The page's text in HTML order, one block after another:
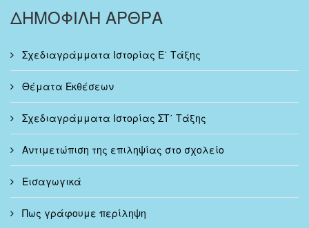
ΔΗΜΟΦΙΛΗ ΑΡΘΡΑ
Σχεδιαγράμματα Ιστορίας Ε΄ Τάξης
Θέματα Εκθέσεων
Σχεδιαγράμματα Ιστορίας ΣΤ΄ Τάξης
Αντιμετώπιση της επιληψίας στο σχολείο
Εισαγωγικά
Πως γράφουμε περίληψη